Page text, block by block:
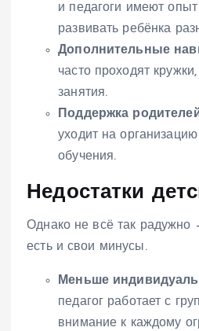
и педагоги имеют
развивать ребёнка
Дополнительные
часто проходят
занятия.
Поддержка
уходит на
обучения.
Недостатки
Однако не всё так радужно
есть и свои минусы.
Меньше
педагог работает с
внимание к каждому